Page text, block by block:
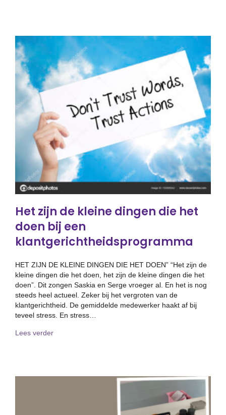
Het zijn de kleine dingen die het
doen bij een
klantgerichtheidsprogramma
HET ZIJN DE KLEINE DINGEN DIE HET DOEN” “Het zijn de
kleine dingen die het doen, het zijn de kleine dingen die het
doen”. Dit zongen Saskia en Serge vroeger al. En het is nog
steeds heel actueel. Zeker bij het vergroten van de
klantgerichtheid. De gemiddelde medewerker haakt af bij
teveel stress. En stress…
Lees verderabout Het zijn de kleine dingen die het doen bij een